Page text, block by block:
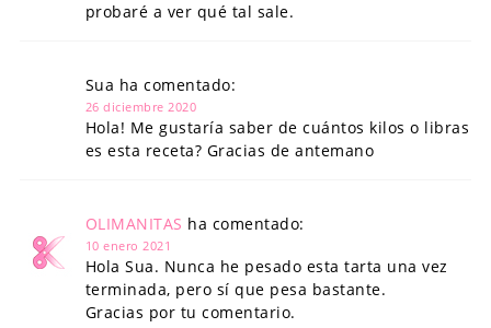
probaré a ver qué tal sale.
Sua ha comentado:
26 diciembre 2020
Hola! Me gustaría saber de cuántos kilos o libras
es esta receta? Gracias de antemano
OLIMANITAS ha comentado:
10 enero 2021
Hola Sua. Nunca he pesado esta tarta una vez
terminada, pero sí que pesa bastante.
Gracias por tu comentario.